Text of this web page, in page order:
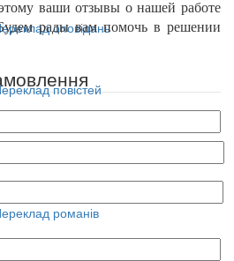
оповідань
повістей
романів
ваши отзывы о нашей работе
рады вам помочь в решении